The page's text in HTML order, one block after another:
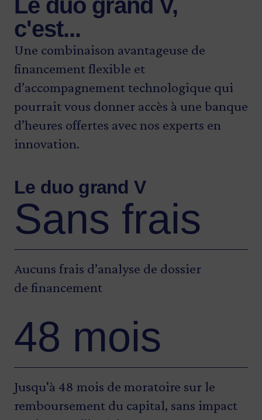
Le duo grand V,
c'est...
Une combinaison avantageuse de
financement flexible et
d’accompagnement technologique qui
pourrait vous donner accès à une banque
d’heures offertes avec nos experts en
innovation.
Le duo grand V
Sans frais
Aucuns frais d’analyse de dossier
de financement
48 mois
Jusqu'à 48 mois de moratoire sur le
remboursement du capital, sans impact